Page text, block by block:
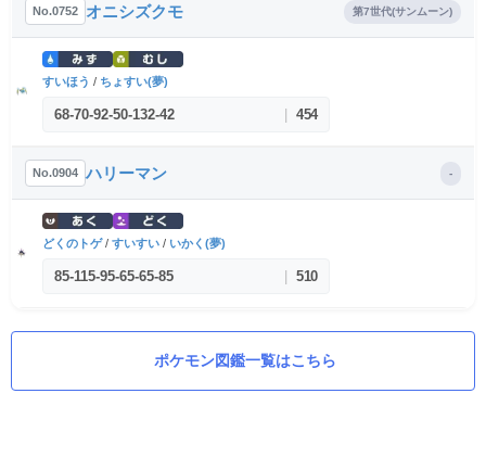
No.0752 オニシズクモ 第7世代(サンムーン)
すいほう / ちょすい(夢)
68-70-92-50-132-42 454
No.0904 ハリーマン -
どくのトゲ/ すいすい / いかく(夢)
85-115-95-65-65-85 510
ポケモン図鑑一覧はこちら